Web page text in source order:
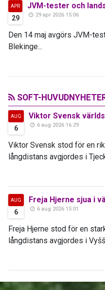
APR
29
JVM-tester och
29 apr 2026 15:06
Den 14 maj avgörs JVM-
Blekinge...
SOFT-
AUG
6
Viktor Svensk
6 aug 2026 16:29
Viktor Svensk stod för en
långdistans avgjordes i
AUG
6
Freja Hjerne sjua i
6 aug 2026 15:01
Freja Hjerne stod för en
långdistans avgjordes i